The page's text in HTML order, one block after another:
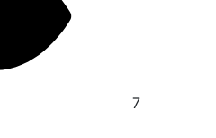
7